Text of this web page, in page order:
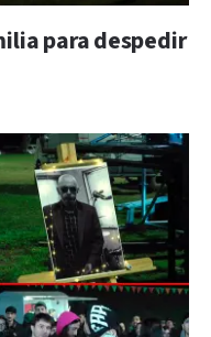
para despedir